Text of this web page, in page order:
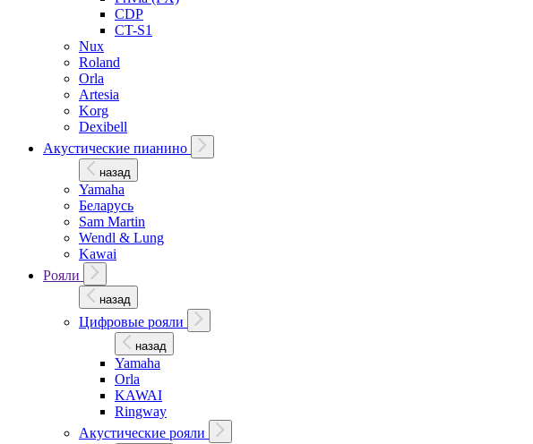
CDP
CT-S1
Nux
Roland
Orla
Artesia
Korg
Dexibell
Акустические пианино
назад
Yamaha
Беларусь
Sam Martin
Wendl & Lung
Kawai
Рояли
назад
Цифровые рояли
назад
Yamaha
Orla
KAWAI
Ringway
Акустические рояли